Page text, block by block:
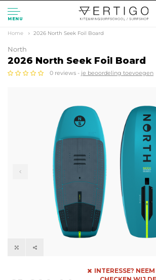
MENU
Home 2026 North Seek Foil Board
North
2026 North Seek Foil Board
0 reviews - je beoordeling toevoegen
INTERESSE?